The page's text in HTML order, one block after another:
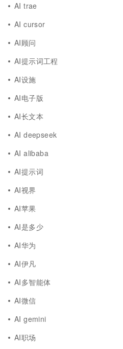
AI trae
AI cursor
AI顾问
AI提示词工程
AI设施
AI电子版
AI长文本
AI deepseek
AI alibaba
AI提示词
AI视界
AI苹果
AI是多少
AI华为
AI伊凡
AI多智能体
AI微信
AI gemini
AI职场